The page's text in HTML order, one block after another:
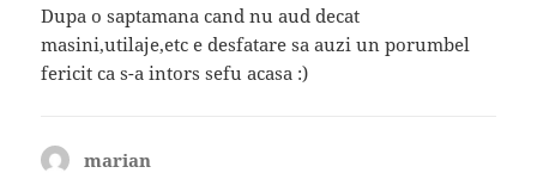
Dupa o saptamana cand nu aud decat
masini,utilaje,etc e desfatare sa auzi un porumbel
fericit ca s-a intors sefu acasa :)
marian